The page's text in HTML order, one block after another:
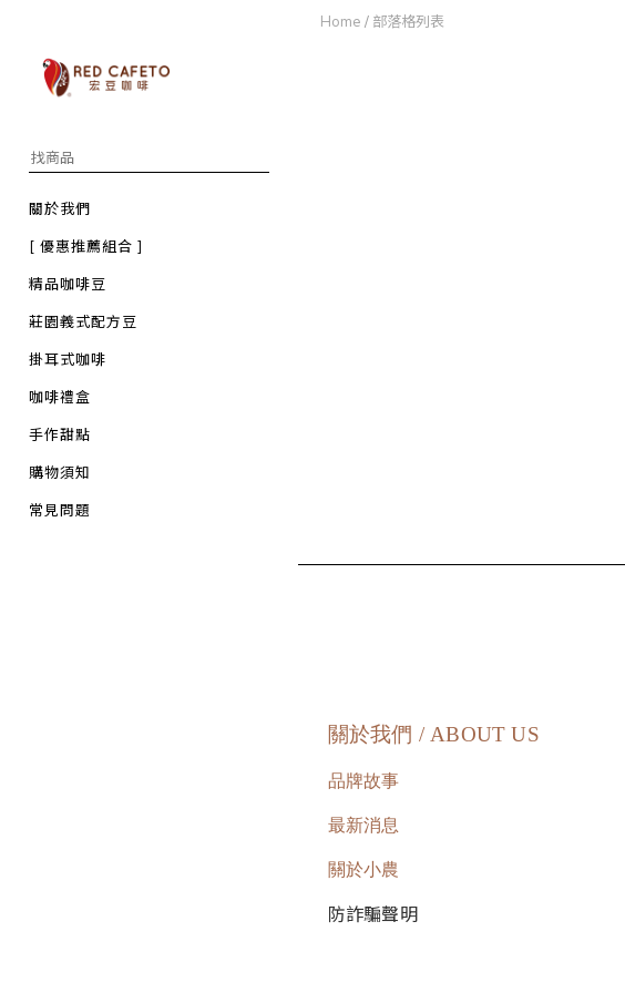
關於我們
[ 優惠推薦組合 ]
精品咖啡豆
莊園義式配方豆
掛耳式咖啡
咖啡禮盒
手作甜點
購物須知
常見問題
Home / 部落格列表
關於我們 / ABOUT US
品牌故事
最新消息
關於小農
防詐騙聲明